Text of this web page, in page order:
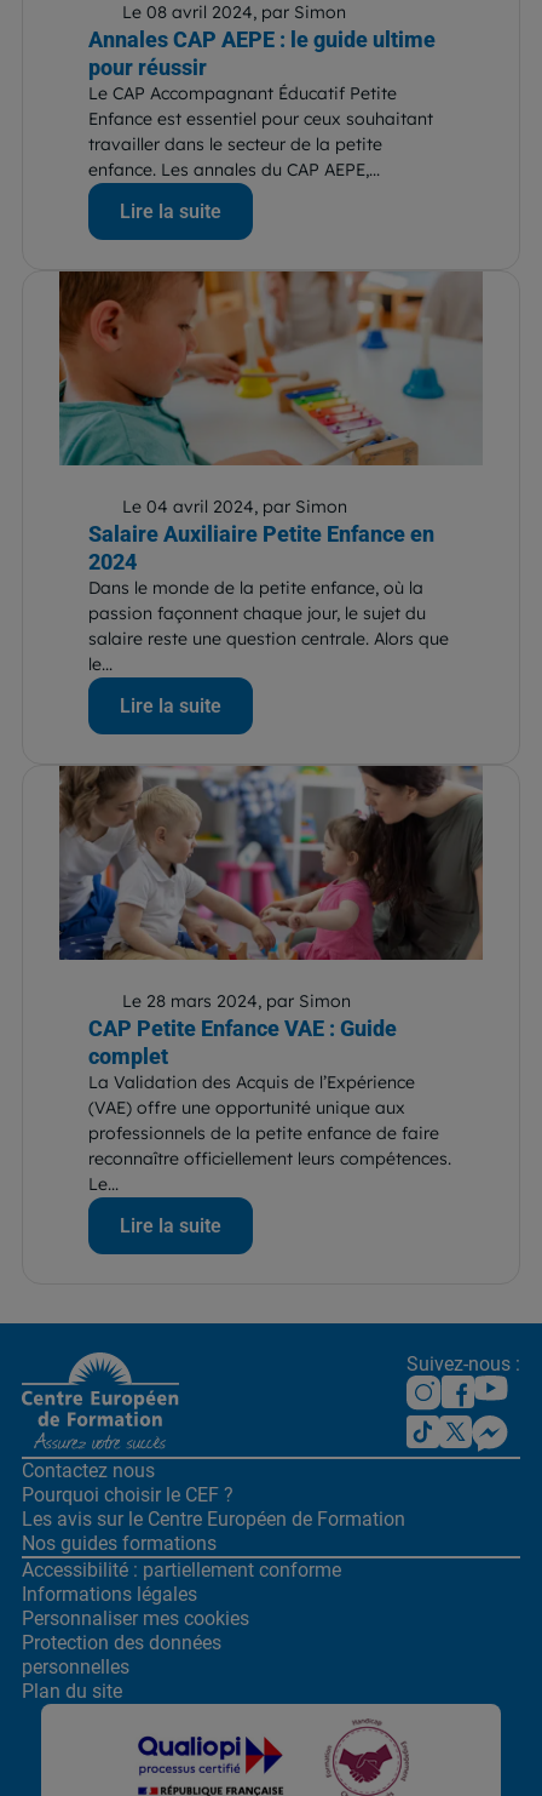
Le 08 avril 2024, par Simon
Annales CAP AEPE : le guide ultime
pour réussir
Le CAP Accompagnant Éducatif Petite
Enfance est essentiel pour ceux souhaitant
travailler dans le secteur de la petite
enfance. Les annales du CAP AEPE,...
Lire la suite
Le 04 avril 2024, par Simon
Salaire Auxiliaire Petite Enfance en
2024
Dans le monde de la petite enfance, où la
passion façonnent chaque jour, le sujet du
salaire reste une question centrale. Alors que
le...
Lire la suite
Le 28 mars 2024, par Simon
CAP Petite Enfance VAE : Guide
complet
La Validation des Acquis de l’Expérience
(VAE) offre une opportunité unique aux
professionnels de la petite enfance de faire
reconnaître officiellement leurs compétences.
Le...
Lire la suite
Suivez-nous :
Contactez nous
Pourquoi choisir le CEF ?
Les avis sur le Centre Européen de Formation
Nos guides formations
Accessibilité : partiellement conforme
Informations légales
Personnaliser mes cookies
Protection des données
personnelles
Plan du site